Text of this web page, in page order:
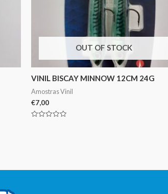
OUT OF STOCK
VINIL BISCAY MINNOW 12CM 24G
Amostras Vinil
€7,00